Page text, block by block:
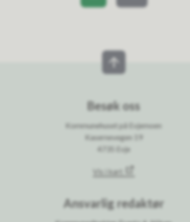
Besøk oss
Kommunehuset på Evjemoen
Kasernevegen 19
4735 Evje
Vis i kart
Ansvarlig redaktør